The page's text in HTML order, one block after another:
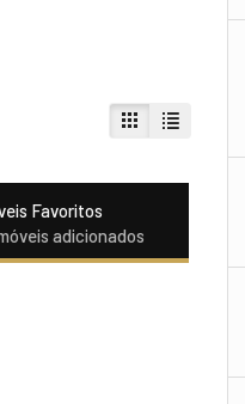
Favoritos
adicionados